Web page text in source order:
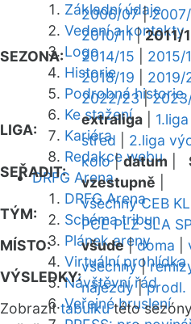
Základní údaje
Vedení a kontakty
Logo
Historie
Podrobná historie
Ke stažení
Kariéra
Redakce webu
DRFG Arena
DRFG Arena
Schéma tribun
Plánek areny
Virtuální prohlídka
Návštěvní řád
Veřejné bruslení
SEZONA:
2006/07|
2010/11|2011/
2014/15
2015/
2018/19
2019/
2022/23|
LIGA:
extraliga 1.liga
střed
2.liga
SEŘADIT:
kolo|datum
vzestupně
TÝM:
všechny CEB
PCE PLZ SLA
MÍSTO:
všude|doma
VÝSLEDKY:
všechny|
nájezdy|prodl.
Zobrazittabulkutéto